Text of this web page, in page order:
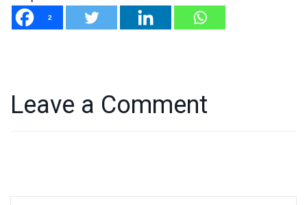
2
Leave a Comment